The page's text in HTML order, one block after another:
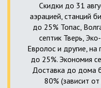
Скидки до 31
аэрацией, станций
до 25% Топас,
септик Тверь,
Евролос и другие,
до 25%. Экономия
Доставка до дома
80% (зависит